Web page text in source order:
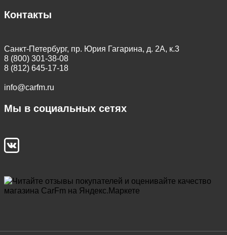
Контакты
Санкт-Петербург, пр. Юрия Гагарина, д. 2А, к.3
8 (800) 301-38-08
8 (812) 645-17-18
info@carfm.ru
Мы в социальных сетях